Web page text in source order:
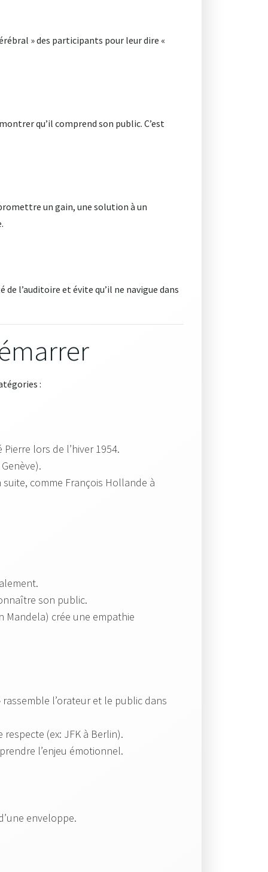
» des participants pour leur dire «
qu’il comprend son public. C’est
un gain, une solution à un
.
l’auditoire et évite qu’il ne navigue dans
:
lors de l’hiver 1954.
comme François Hollande à
son public.
Mandela) crée une empathie
l’orateur et le public dans
(ex: JFK à Berlin).
l’enjeu émotionnel.
enveloppe.